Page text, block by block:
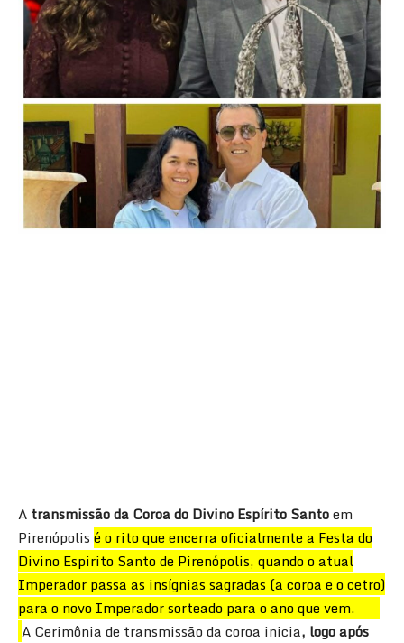
A transmissão da Coroa do Divino Espírito Santoem
Pirenópolis é o rito que encerra oficialmente a Festa do
Divino Espirito Santo de Pirenópolis, quando o atual
Imperador passa as insígnias sagradas (a coroa e o cetro)
para o novo Imperador sorteado para o ano que vem.
A Cerimônia de transmissão da coroa inicia, logo após